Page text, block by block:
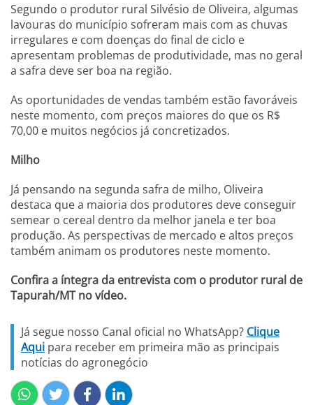
Segundo o produtor rural Silvésio de Oliveira, algumas
lavouras do município sofreram mais com as chuvas
irregulares e com doenças do final de ciclo e
apresentam problemas de produtividade, mas no geral
a safra deve ser boa na região.
As oportunidades de vendas também estão favoráveis
neste momento, com preços maiores do que os R$
70,00 e muitos negócios já concretizados.
Milho
Já pensando na segunda safra de milho, Oliveira
destaca que a maioria dos produtores deve conseguir
semear o cereal dentro da melhor janela e ter boa
produção. As perspectivas de mercado e altos preços
também animam os produtores neste momento.
Confira a íntegra da entrevista com o produtor rural de
Tapurah/MT no vídeo.
Já segue nosso Canal oficial no WhatsApp? Clique
Aqui para receber em primeira mão as principais
notícias do agronegócio